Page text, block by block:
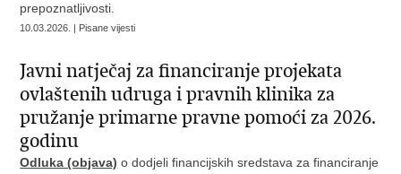
prepoznatljivosti.
10.03.2026. | Pisane vijesti
Javni natječaj za financiranje projekata
ovlaštenih udruga i pravnih klinika za
pružanje primarne pravne pomoći za 2026.
godinu
Odluka (objava) o dodjeli financijskih sredstava za financiranje